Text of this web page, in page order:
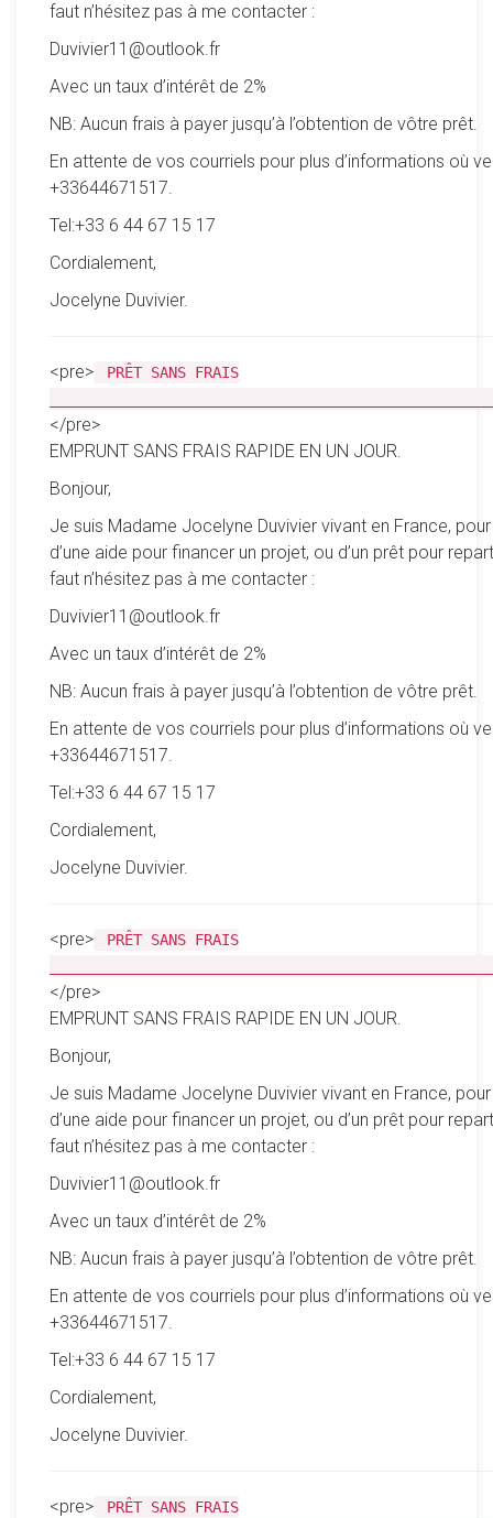
faut n’hésitez pas à me contacter :
Duvivier11@outlook.fr
Avec un taux d’intérêt de 2%
NB: Aucun frais à payer jusqu’à l’obtention de vôtre prêt.
En attente de vos courriels pour plus d’informations où
+33644671517.
Tel:+33 6 44 67 15 17
Cordialement,
Jocelyne Duvivier.
<pre>
PRÊT SANS FRAIS
</pre>
EMPRUNT SANS FRAIS RAPIDE EN UN JOUR.
Bonjour,
Je suis Madame Jocelyne Duvivier vivant en France,
d’une aide pour financer un projet, ou d’un prêt pour
faut n’hésitez pas à me contacter :
Duvivier11@outlook.fr
Avec un taux d’intérêt de 2%
NB: Aucun frais à payer jusqu’à l’obtention de vôtre prêt.
En attente de vos courriels pour plus d’informations où
+33644671517.
Tel:+33 6 44 67 15 17
Cordialement,
Jocelyne Duvivier.
<pre>
PRÊT SANS FRAIS
</pre>
EMPRUNT SANS FRAIS RAPIDE EN UN JOUR.
Bonjour,
Je suis Madame Jocelyne Duvivier vivant en France,
d’une aide pour financer un projet, ou d’un prêt pour
faut n’hésitez pas à me contacter :
Duvivier11@outlook.fr
Avec un taux d’intérêt de 2%
NB: Aucun frais à payer jusqu’à l’obtention de vôtre prêt.
En attente de vos courriels pour plus d’informations où
+33644671517.
Tel:+33 6 44 67 15 17
Cordialement,
Jocelyne Duvivier.
<pre>
PRÊT SANS FRAIS